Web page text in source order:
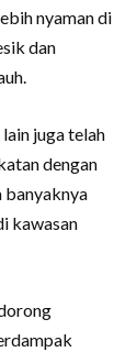
nyaman di
dan
juga telah
dengan
banyaknya
kawasan